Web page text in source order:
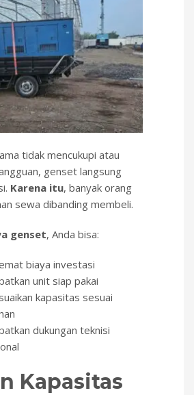
tidak mencukupi atau
genset langsung
Karena itu, banyak orang
sewa dibanding membeli.
genset, Anda bisa:
biaya investasi
unit siap pakai
kapasitas sesuai
dukungan teknisi
Kapasitas